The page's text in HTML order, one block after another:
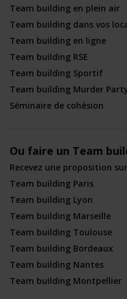
Team building en plein air
Team building dans vos
Team building en ligne
Team building RSE
Team building Sportif
Team building Murder
Séminaire de cohésion
Ou faire un Team
Recevez une proposition
Team building Paris
Team building Lyon
Team building Marseille
Team building Toulouse
Team building Bordeaux
Team building Nantes
Team building Montpellier